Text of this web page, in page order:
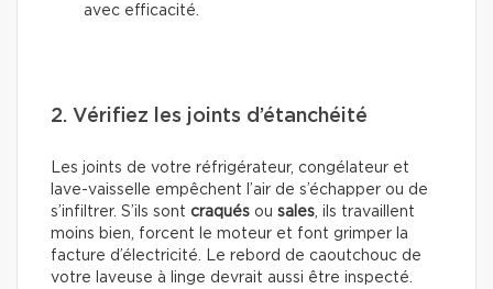
avec efficacité.
2. Vérifiez les joints d’étanchéité
Les joints de votre réfrigérateur, congélateur et
lave-vaisselle empêchent l’air de s’échapper ou de
s’infiltrer. S’ils sont craqués ou sales, ils travaillent
moins bien, forcent le moteur et font grimper la
facture d’électricité. Le rebord de caoutchouc de
votre laveuse à linge devrait aussi être inspecté.